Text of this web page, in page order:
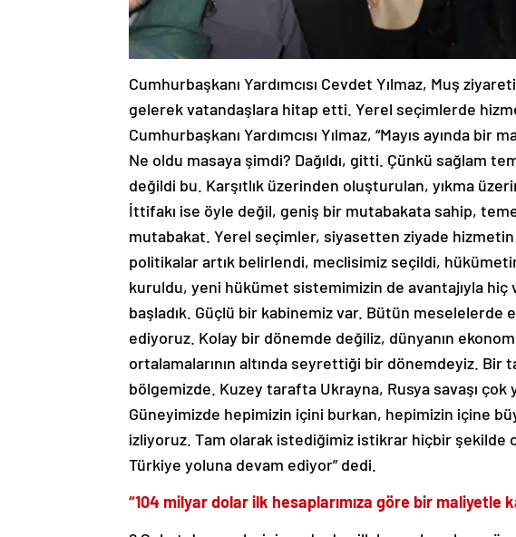
Cumhurbaşkanı Yardımcısı Cevdet Yılmaz, Muş
gelerek vatandaşlara hitap etti. Yerel seçimlerde
Cumhurbaşkanı Yardımcısı Yılmaz, “Mayıs ayında bir
Ne oldu masaya şimdi? Dağıldı, gitti. Çünkü sağlam
değildi bu. Karşıtlık üzerinden oluşturulan, yıkma
İttifakı ise öyle değil, geniş bir mutabakata sahip,
mutabakat. Yerel seçimler, siyasetten ziyade hizmetin
politikalar artık belirlendi, meclisimiz seçildi,
kuruldu, yeni hükümet sistemimizin de avantajıyla
başladık. Güçlü bir kabinemiz var. Bütün
ediyoruz. Kolay bir dönemde değiliz, dünyanın
ortalamalarının altında seyrettiği bir dönemdeyiz. Bir
bölgemizde. Kuzey tarafta Ukrayna, Rusya savaşı çok
Güneyimizde hepimizin içini burkan, hepimizin içine
izliyoruz. Tam olarak istediğimiz istikrar hiçbir şekilde
Türkiye yoluna devam ediyor” dedi.
“104 milyar dolar ilk hesaplarımıza göre bir maliyetle